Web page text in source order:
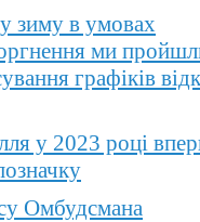
зиму в умовах
ми
графіків
у 2023 році
Омбудсмана